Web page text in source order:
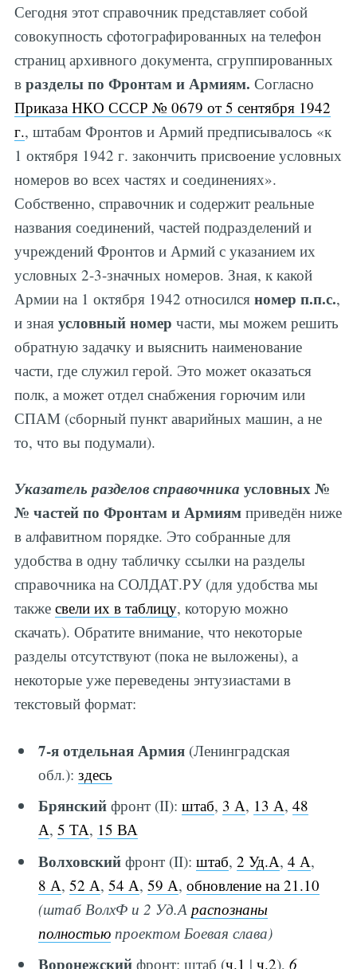
Сегодня этот справочник представляет собой
совокупность сфотографированных на телефон
страниц архивного документа, сгруппированных
в разделы по Фронтам и Армиям. Согласно
Приказа НКО СССР № 0679 от 5 сентября 1942
г., штабам Фронтов и Армий предписывалось «к
1 октября 1942 г. закончить присвоение условных
номеров во всех частях и соединениях».
Собственно, справочник и содержит реальные
названия соединений, частей подразделений и
учреждений Фронтов и Армий с указанием их
условных 2-3-значных номеров. Зная, к какой
Армии на 1 октября 1942 относился номер п.п.с.,
и зная условный номер части, мы можем решить
обратную задачку и выяснить наименование
части, где служил герой. Это может оказаться
полк, а может отдел снабжения горючим или
СПАМ (cборный пункт аварийных машин, а не
то, что вы подумали).
Указатель разделов справочника условных №
№ частей по Фронтам и Армиямприведён ниже
в алфавитном порядке. Это собранные для
удобства в одну табличку ссылки на разделы
справочника на СОЛДАТ.РУ (для удобства мы
также свели их в таблицу, которую можно
скачать). Обратите внимание, что некоторые
разделы отсутствуют (пока не выложены), а
некоторые уже переведены энтузиастами в
текстовый формат:
7-я отдельная Армия (Ленинградская
обл.): здесь
Брянскийфронт (II):штаб, 3 А, 13 А,48
А,5 ТА, 15 ВА
Волховскийфронт (II):штаб,2 Уд.А,4 А,
8 А,52 А,54 А,59 А,обновление на 21.10
(штаб ВолхФ и 2 Уд.А распознаны
полностью проектом Боевая слава)
Воронежскийфронт: штаб (ч.1 |ч.2),6